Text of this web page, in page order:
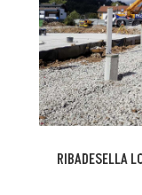
RIBADESELLA